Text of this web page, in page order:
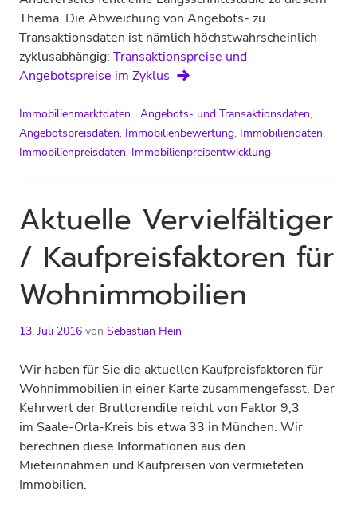
Thema. Die Abweichung von Angebots- zu
Transaktionsdaten ist nämlich höchstwahrscheinlich
zyklusabhängig: Transaktionspreise und
Angebotspreise im Zyklus
Immobilienmarktdaten Angebots- und Transaktionsdaten,
Angebotspreisdaten, Immobilienbewertung, Immobiliendaten,
Immobilienpreisdaten, Immobilienpreisentwicklung
Aktuelle Vervielfältiger
/ Kaufpreisfaktoren für
Wohnimmobilien
13. Juli 2016 von Sebastian Hein
Wir haben für Sie die aktuellen Kaufpreisfaktoren für
Wohnimmobilien in einer Karte zusammengefasst. Der
Kehrwert der Bruttorendite reicht von Faktor 9,3
im Saale-Orla-Kreis bis etwa 33 in München. Wir
berechnen diese Informationen aus den
Mieteinnahmen und Kaufpreisen von vermieteten
Immobilien.